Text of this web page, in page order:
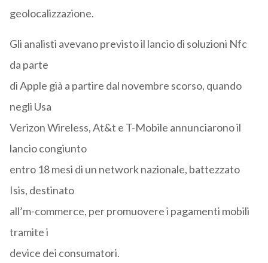
geolocalizzazione.
Gli analisti avevano previsto il lancio di soluzioni Nfc
da parte
di Apple già a partire dal novembre scorso, quando
negli Usa
Verizon Wireless, At&t e T-Mobile annunciarono il
lancio congiunto
entro 18 mesi di un network nazionale, battezzato
Isis, destinato
all’m-commerce, per promuovere i pagamenti mobili
tramite i
device dei consumatori.